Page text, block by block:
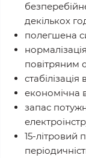
декількох
полегшена
повітряним
економічна
запас
15-літровий